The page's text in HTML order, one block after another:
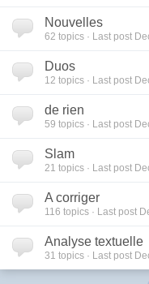
Nouvelles
62 topics · Last post
Duos
12 topics · Last post
de rien
59 topics · Last post
Slam
21 topics · Last post
A corriger
116 topics · Last post
Analyse textuelle
31 topics · Last post